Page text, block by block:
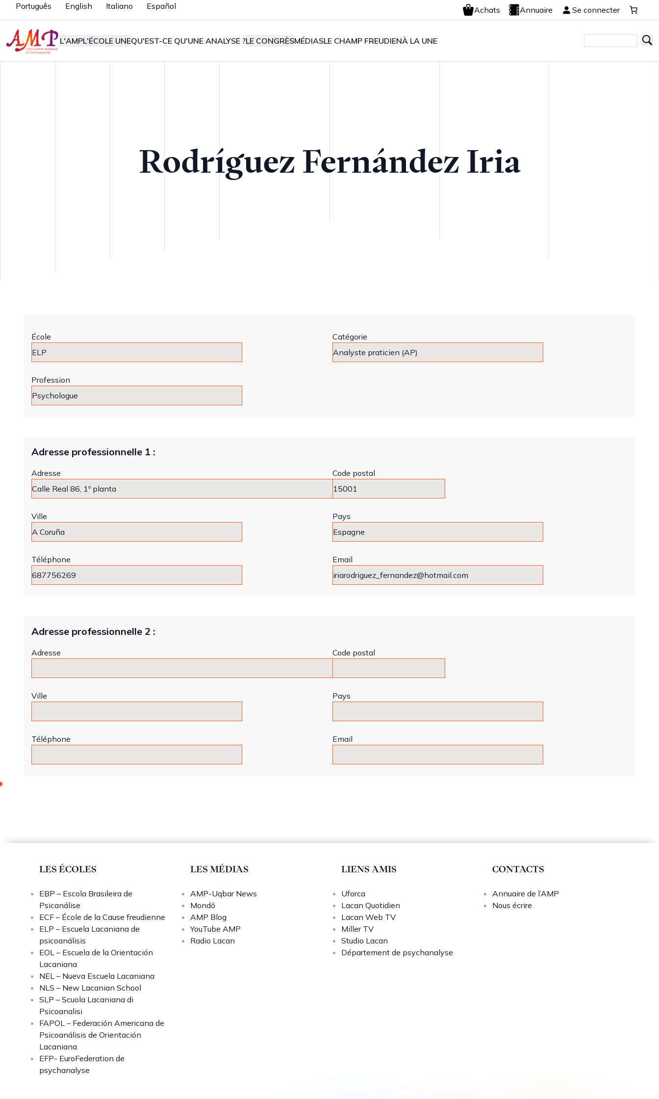
Português English Italiano Español Achats Annuaire Se connecter
L'AMPL'ÉCOLE UNEQU'EST-CE QU'UNE ANALYSE ?LE CONGRÈSMÉDIASLE CHAMP FREUDIENÀ LA UNE
Rodríguez Fernández Iria
École Catégorie
Profession
Adresse professionnelle 1 :
Adresse Code postal
Ville Pays
Téléphone Email
Adresse professionnelle 2 :
Adresse Code postal
Ville Pays
Téléphone Email
LES ÉCOLES
EBP – Escola Brasileira de
Psicanálise
ECF – École de la Cause freudienne
ELP – Escuela Lacaniana de
psicoanálisis
EOL – Escuela de la Orientación
Lacaniana
NEL – Nueva Escuela Lacaniana
NLS – New Lacanian School
SLP – Scuola Lacaniana di
Psicoanalisi
FAPOL – Federación Americana de
Psicoanálisis de Orientación
Lacaniana
EFP- EuroFederation de
psychanalyse
LES MÉDIAS
AMP-Uqbar News
Mondō
AMP Blog
YouTube AMP
Radio Lacan
LIENS AMIS
Uforca
Lacan Quotidien
Lacan Web TV
Miller TV
Studio Lacan
Département de psychanalyse
CONTACTS
Annuaire de l’AMP
Nous écrire